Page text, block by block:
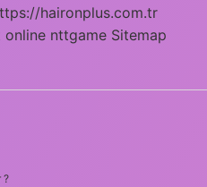
haironplus.com.tr
online nttgame Sitemap
?